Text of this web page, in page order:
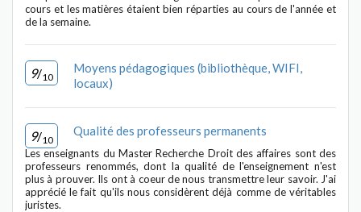
cours et les matières étaient bien réparties au cours de l'année et
de la semaine.
9/10
Moyens pédagogiques (bibliothèque, WIFI,
locaux)
9/10
Qualité des professeurs permanents
Les enseignants du Master Recherche Droit des affaires sont des
professeurs renommés, dont la qualité de l'enseignement n'est
plus à prouver. Ils ont à coeur de nous transmettre leur savoir. J'ai
apprécié le fait qu'ils nous considèrent déjà comme de véritables
juristes.